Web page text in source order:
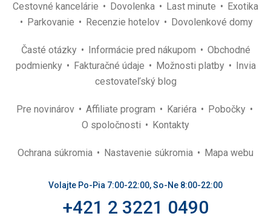
Cestovné kancelárie Dovolenka Last minute
Exotika
Parkovanie
Recenzie hotelov Dovolenkové domy
Časté otázky Informácie pred nákupom
Obchodné
podmienky
Fakturačné údaje Možnosti platby
Invia
cestovateľský blog
Pre novinárov Affiliate program Kariéra
Pobočky
O spoločnosti
Kontakty
Ochrana súkromia Nastavenie súkromia Mapa webu
Volajte Po-Pia 7:00-22:00, So-Ne 8:00-22:00
+421 2 3221 0490